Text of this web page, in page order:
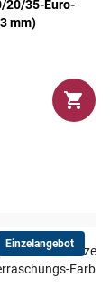
20/35-Euro-
mm)
Einzelangebot
Silbermünze